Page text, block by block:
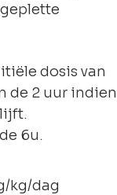
dosis van
de 2 uur indien
6u.
kg/dag